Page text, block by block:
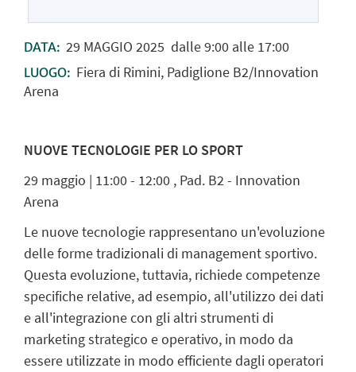
DATA: 29 MAGGIO 2025 dalle 9:00 alle 17:00
LUOGO: Fiera di Rimini, Padiglione B2/Innovation
Arena
NUOVE TECNOLOGIE PER LO SPORT
29 maggio | 11:00 - 12:00 , Pad. B2 - Innovation
Arena
Le nuove tecnologie rappresentano un'evoluzione
delle forme tradizionali di management sportivo.
Questa evoluzione, tuttavia, richiede competenze
specifiche relative, ad esempio, all'utilizzo dei dati
e all'integrazione con gli altri strumenti di
marketing strategico e operativo, in modo da
essere utilizzate in modo efficiente dagli operatori